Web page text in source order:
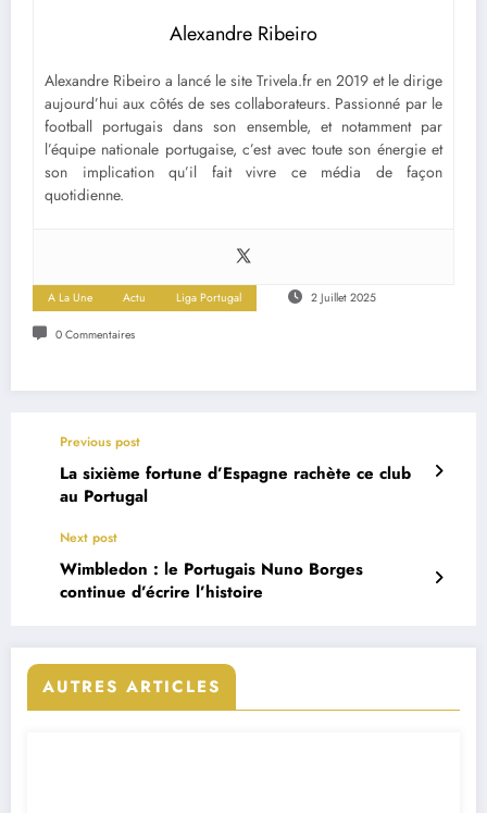
Alexandre Ribeiro
Alexandre Ribeiro a lancé le site Trivela.fr en 2019 et le dirige
aujourd’hui aux côtés de ses collaborateurs. Passionné par le
football portugais dans son ensemble, et notamment par
l’équipe nationale portugaise, c’est avec toute son énergie et
son implication qu’il fait vivre ce média de façon
quotidienne.
A La Une Actu Liga Portugal 2 Juillet 2025
0 Commentaires
Previous post
La sixième fortune d’Espagne rachète ce club
au Portugal
Next post
Wimbledon : le Portugais Nuno Borges
continue d’écrire l’histoire
AUTRES ARTICLES